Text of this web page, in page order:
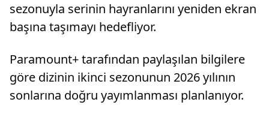
sezonuyla serinin hayranlarını yeniden ekran
başına taşımayı hedefliyor.
Paramount+ tarafından paylaşılan bilgilere
göre dizinin ikinci sezonunun 2026 yılının
sonlarına doğru yayımlanması planlanıyor.